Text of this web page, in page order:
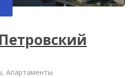
Апартаменты